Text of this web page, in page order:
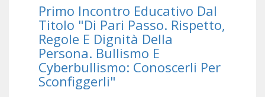
Primo Incontro Educativo Dal
Titolo "Di Pari Passo. Rispetto,
Regole E Dignità Della
Persona. Bullismo E
Cyberbullismo: Conoscerli Per
Sconfiggerli"